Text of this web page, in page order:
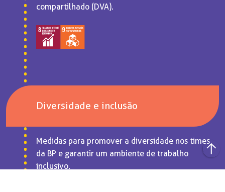
compartilhado (DVA).
Diversidade e inclusão
Medidas para promover a diversidade nos times
da BP e garantir um ambiente de trabalho
inclusivo.